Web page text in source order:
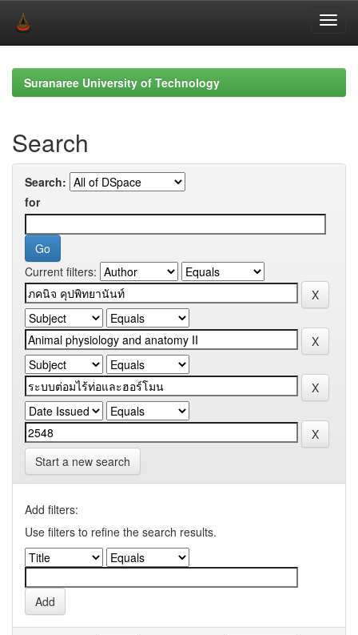
navigationSuranaree University of Technology
Search
Search:
for
Current filters:
Start a new search
Add filters:
Use filters to refine the search results.